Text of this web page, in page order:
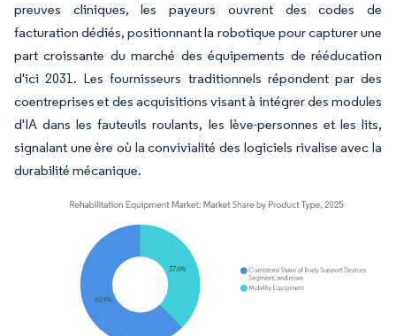
preuves cliniques, les payeurs ouvrent des codes de
facturation dédiés, positionnant la robotique pour capturer une
part croissante du marché des équipements de rééducation
d'ici 2031. Les fournisseurs traditionnels répondent par des
coentreprises et des acquisitions visant à intégrer des modules
d'IA dans les fauteuils roulants, les lève-personnes et les lits,
signalant une ère où la convivialité des logiciels rivalise avec la
durabilité mécanique.